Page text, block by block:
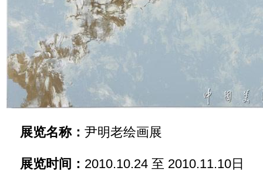
展览名称： 尹明老绘画展
展览时间： 2010.10.24 至 2010.11.10日